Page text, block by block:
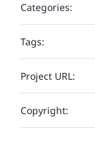
Categories:
Tags:
Project URL:
Copyright: